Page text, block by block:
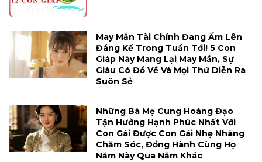
May Mắn Tài Chính Đang Ấm Lên
Đáng Kể Trong Tuần Tới! 5 Con
Giáp Này Mang Lại May Mắn, Sự
Giàu Có Đổ Về Và Mọi Thứ Diễn Ra
Suôn Sẻ
Những Bà Mẹ Cung Hoàng Đạo
Tận Hưởng Hạnh Phúc Nhất Với
Con Gái Được Con Gái Nhẹ Nhàng
Chăm Sóc, Đồng Hành Cùng Họ
Năm Này Qua Năm Khác